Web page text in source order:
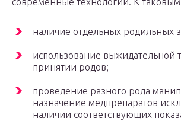
наличие отдельных родильных
использование выжидательной
принятии родов;
проведение разного рода
назначение медпрепаратов
наличии соответствующих